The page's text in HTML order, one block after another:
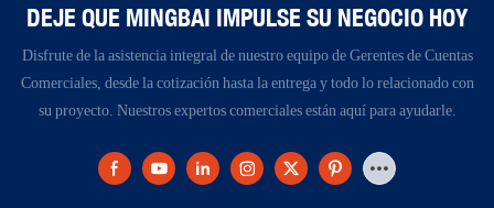
DEJE QUE MINGBAI IMPULSE SU NEGOCIO HOY
Disfrute de la asistencia integral de nuestro equipo de Gerentes de Cuentas
Comerciales, desde la cotización hasta la entrega y todo lo relacionado con
su proyecto. Nuestros expertos comerciales están aquí para ayudarle.